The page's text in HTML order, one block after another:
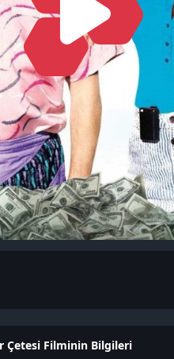
Çetesi Filminin Bilgileri